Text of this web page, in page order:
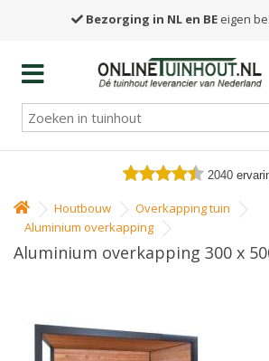
Bezorging in NL en BE eigen
2040
Houtbouw
Overkapping tuin
Aluminium overkapping
Aluminium overkapping 300 x